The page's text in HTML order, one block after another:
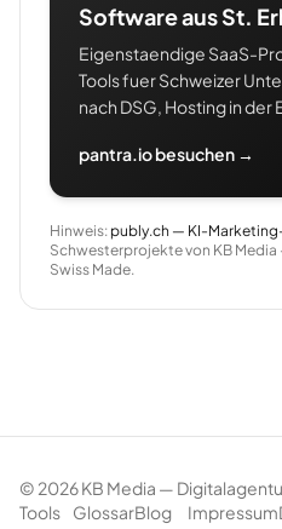
Software aus St.
Eigenstaendige SaaS-
Tools fuer Schweizer
nach DSG, Hosting in der
pantra.io besuchen →
Hinweis: publy.ch — KI-
Schwesterprojekte von KB Media
Swiss Made.
© 2026KB Media —
Tools
GlossarBlog Impressum